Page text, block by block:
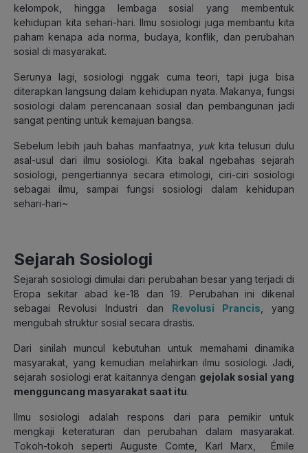
kelompok, hingga lembaga sosial yang membentuk
kehidupan kita sehari-hari. Ilmu sosiologi juga membantu kita
paham kenapa ada norma, budaya, konflik, dan perubahan
sosial di masyarakat.
Serunya lagi, sosiologi nggak cuma teori, tapi juga bisa
diterapkan langsung dalam kehidupan nyata. Makanya, fungsi
sosiologi dalam perencanaan sosial dan pembangunan jadi
sangat penting untuk kemajuan bangsa.
Sebelum lebih jauh bahas manfaatnya, yukkita telusuri dulu
asal-usul dari ilmu sosiologi. Kita bakal ngebahas sejarah
sosiologi, pengertiannya secara etimologi, ciri-ciri sosiologi
sebagai ilmu, sampai fungsi sosiologi dalam kehidupan
sehari-hari~
Sejarah Sosiologi
Sejarah sosiologi dimulai dari perubahan besar yang terjadi di
Eropa sekitar abad ke-18 dan 19. Perubahan ini dikenal
sebagai Revolusi Industri dan Revolusi Prancis , yang
mengubah struktur sosial secara drastis.
Dari sinilah muncul kebutuhan untuk memahami dinamika
masyarakat, yang kemudian melahirkan ilmu sosiologi. Jadi,
sejarah sosiologi erat kaitannya dengan gejolak sosial yang
mengguncang masyarakat saat itu.
Ilmu sosiologi adalah respons dari para pemikir untuk
mengkaji keteraturan dan perubahan dalam masyarakat.
Tokoh-tokoh seperti Auguste Comte, Karl Marx, Émile